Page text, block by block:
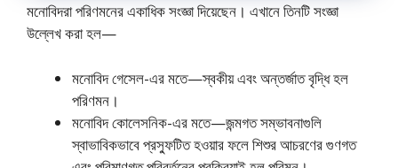
মনােবিদরা পরিণমনের একাধিক সংজ্ঞা দিয়েছেন। এখানে তিনটি সংজ্ঞা
উল্লেখ করা হল—
মনােবিদ গেসেল-এর মতে—স্বকীয় এবং অন্তর্জাত বৃদ্ধি হল
পরিণমন।
মনােবিদ কোলেসনিক-এর মতে—জন্মগত সম্ভাবনাগুলি
স্বাভাবিকভাবে প্রস্ফুটিত হওয়ার ফলে শিশুর আচরণের গুণগত